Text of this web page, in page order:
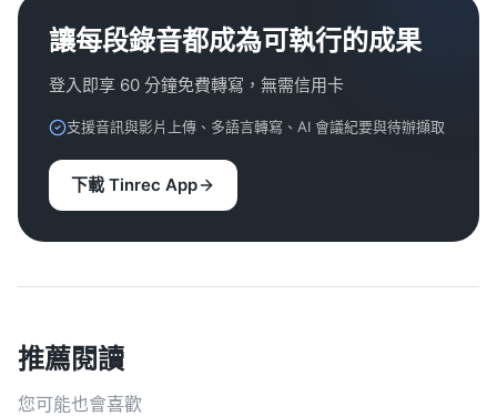
讓每段錄音都成為可執行的成果
登入即享 60 分鐘免費轉寫，無需信用卡
支援音訊與影片上傳、多語言轉寫、AI 會議紀要與待辦擷取
下載 Tinrec App
推薦閱讀
您可能也會喜歡